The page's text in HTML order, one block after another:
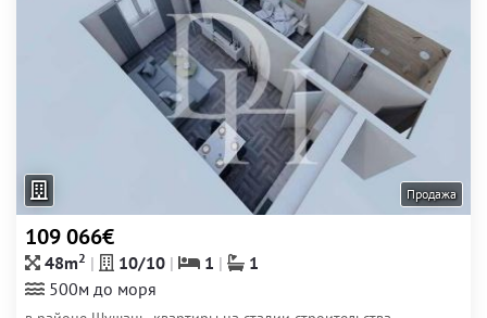
Продажа
109 066€
48m2 10/10 1
1
500м до моря